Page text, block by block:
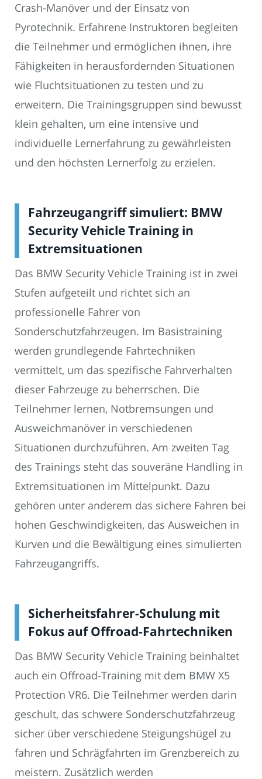
Crash-Manöver und der Einsatz von
Pyrotechnik. Erfahrene Instruktoren begleiten
die Teilnehmer und ermöglichen ihnen, ihre
Fähigkeiten in herausfordernden Situationen
wie Fluchtsituationen zu testen und zu
erweitern. Die Trainingsgruppen sind bewusst
klein gehalten, um eine intensive und
individuelle Lernerfahrung zu gewährleisten
und den höchsten Lernerfolg zu erzielen.
Fahrzeugangriff simuliert: BMW
Security Vehicle Training in
Extremsituationen
Das BMW Security Vehicle Training ist in zwei
Stufen aufgeteilt und richtet sich an
professionelle Fahrer von
Sonderschutzfahrzeugen. Im Basistraining
werden grundlegende Fahrtechniken
vermittelt, um das spezifische Fahrverhalten
dieser Fahrzeuge zu beherrschen. Die
Teilnehmer lernen, Notbremsungen und
Ausweichmanöver in verschiedenen
Situationen durchzuführen. Am zweiten Tag
des Trainings steht das souveräne Handling in
Extremsituationen im Mittelpunkt. Dazu
gehören unter anderem das sichere Fahren bei
hohen Geschwindigkeiten, das Ausweichen in
Kurven und die Bewältigung eines simulierten
Fahrzeugangriffs.
Sicherheitsfahrer-Schulung mit
Fokus auf Offroad-Fahrtechniken
Das BMW Security Vehicle Training beinhaltet
auch ein Offroad-Training mit dem BMW X5
Protection VR6. Die Teilnehmer werden darin
geschult, das schwere Sonderschutzfahrzeug
sicher über verschiedene Steigungshügel zu
fahren und Schrägfahrten im Grenzbereich zu
meistern. Zusätzlich werden